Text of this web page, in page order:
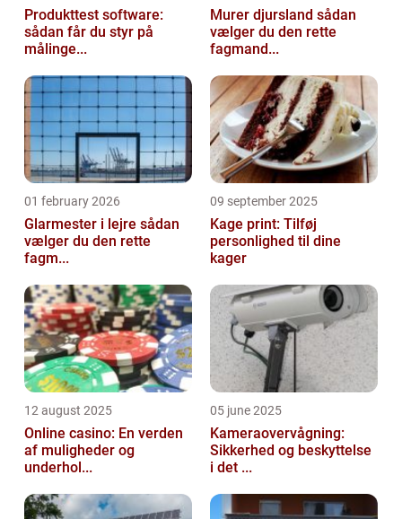
Produkttest software:
sådan får du styr på
målinge...
Murer djursland sådan
vælger du den rette
fagmand...
01 february 2026
Glarmester i lejre sådan
vælger du den rette
fagm...
09 september 2025
Kage print: Tilføj
personlighed til dine
kager
12 august 2025
Online casino: En verden
af muligheder og
underhol...
05 june 2025
Kameraovervågning:
Sikkerhed og beskyttelse
i det ...